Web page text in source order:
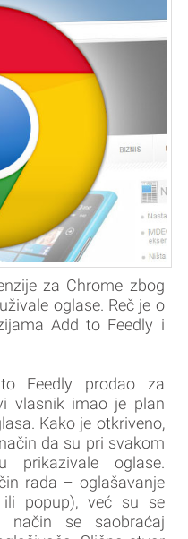
za Chrome zbog
oglase. Reč je o
Add to Feedly i
Feedly prodao za
vlasnik imao je plan
Kako je otkriveno,
da su pri svakom
prikazivale oglase.
rada – oglašavanje
popup), već su se
se saobraćaj